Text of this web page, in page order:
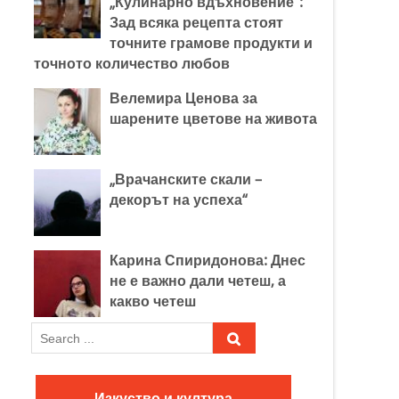
Зад всяка рецепта стоят
точните грамове продукти и
точното количество любов
Велемира Ценова за
шарените цветове на живота
„Врачанските скали –
декорът на успеха“
Карина Спиридонова: Днес
не е важно дали четеш, а
какво четеш
e
a
r